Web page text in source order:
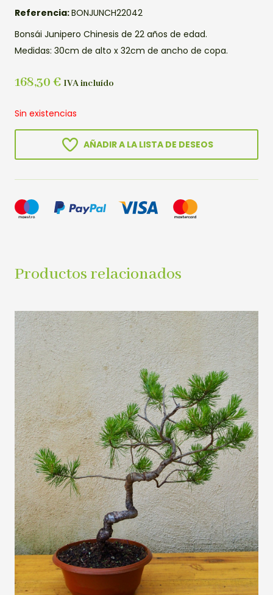
Referencia:BONJUNCH22042
Bonsái Junipero Chinesis de 22 años de edad.
Medidas: 30cm de alto x 32cm de ancho de copa.
168,30 € IVA incluído
Sin existencias
AÑADIR A LA LISTA DE DESEOS
Productos relacionados